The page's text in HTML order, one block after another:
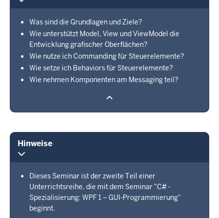
Was sind die Grundlagen und Ziele?
Wie unterstützt Model, View und ViewModel die
Entwicklung grafischer Oberflächen?
Wie nutze ich Commanding für Steuerelemente?
Wie setze ich Behaviors für Steuerelemente?
Wie nehmen Komponenten am Messaging teil?
Hinweise
Dieses Seminar ist der zweite Teil einer
Unterrichtsreihe, die mit dem Seminar "C# -
Spezialisierung: WPF 1 – GUI-Programmierung"
beginnt.